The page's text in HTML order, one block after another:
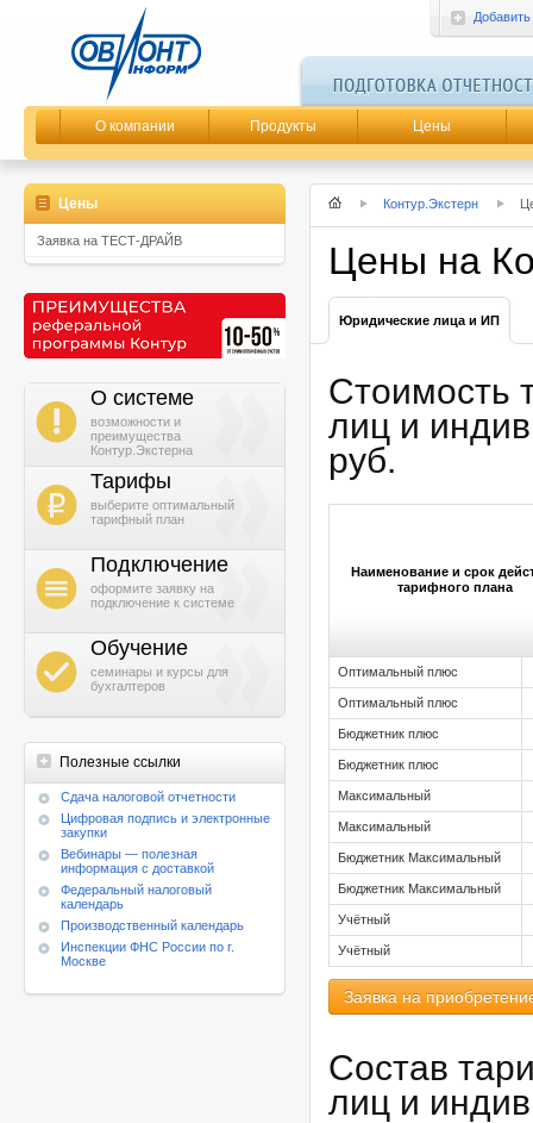
О компании Продукты Цены
Цены
Заявка на ТЕСТ-ДРАЙВ
i
О системе
возможности и
преимущества
Контур.Экстерна
b
Тарифы
выберите оптимальный
тарифный план
h
Подключение
оформите заявку на
подключение к системе
g
Обучение
семинары и курсы для
бухгалтеров
Полезные ссылки
Cдача налоговой отчетности
Цифровая подпись и электронные
закупки
Вебинары — полезная
информация с доставкой
Федеральный налоговый
календарь
Производственный календарь
Инспекции ФНС России по г.
Москве
Контур.Экстерн
Цены на
Юридические лица и ИП
Стоимость
лиц и
руб.
Наименование и срок
тарифного плана
Оптимальный плюс
Оптимальный плюс
Бюджетник плюс
Бюджетник плюс
Максимальный
Максимальный
Бюджетник Максимальный
Бюджетник Максимальный
Учётный
Учётный
Заявка на
Состав
лиц и